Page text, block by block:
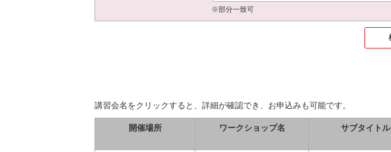
※部分一致可
講習会名をクリックすると、詳細が確認でき、お申込みも可能です。
開催場所 ワークショップ名 サブタイトル